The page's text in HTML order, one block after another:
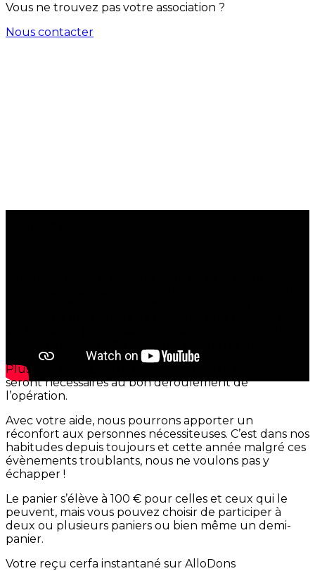
Vous ne trouvez pas votre association ?
Nous contacter
Plus que jamais, votre solidarité et votre soutien
seront nécessaires au bon déroulement de
l’opération.
Avec votre aide, nous pourrons apporter un
réconfort aux personnes nécessiteuses. C’est dans nos
habitudes depuis toujours et cette année malgré ces
évènements troublants, nous ne voulons pas y
échapper !
Le panier s’élève à 100 € pour celles et ceux qui le
peuvent, mais vous pouvez choisir de participer à
deux ou plusieurs paniers ou bien même un demi-
panier.
Votre reçu cerfa instantané sur AlloDons